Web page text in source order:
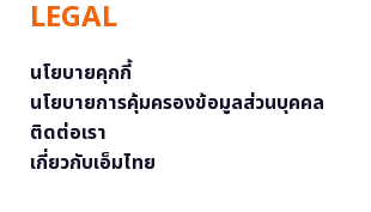
LEGAL
นโยบายคุกกี้
นโยบายการคุ้มครองข้อมูลส่วนบุคคล
ติดต่อเรา
เกี่ยวกับเอ็มไทย